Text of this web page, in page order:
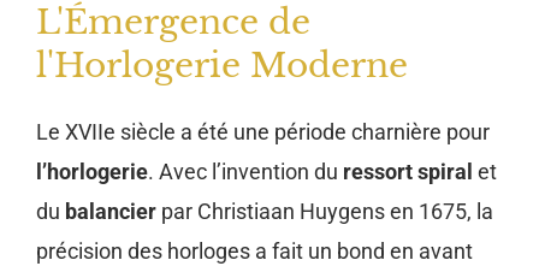
L'Émergence de
l'Horlogerie Moderne
Le XVIIe siècle a été une période charnière pour
l’horlogerie. Avec l’invention du ressort spiral et
du balancier par Christiaan Huygens en 1675, la
précision des horloges a fait un bond en avant